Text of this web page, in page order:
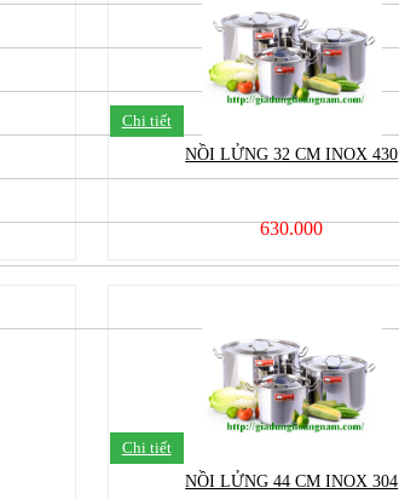
Chi tiết
NỒI LỬNG 32 CM INOX 430
630.000
Chi tiết
NỒI LỬNG 44 CM INOX 304